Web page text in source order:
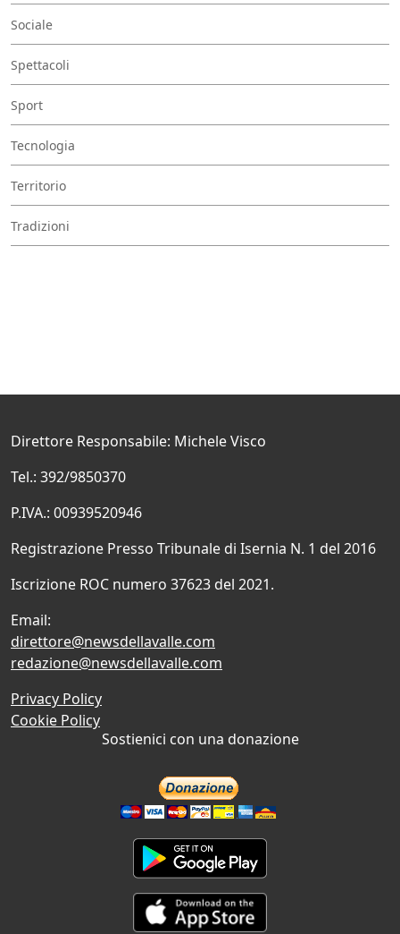
Sociale
Spettacoli
Sport
Tecnologia
Territorio
Tradizioni
Direttore Responsabile: Michele Visco
Tel.: 392/9850370
P.IVA.: 00939520946
Registrazione Presso Tribunale di Isernia N. 1 del 2016
Iscrizione ROC numero 37623 del 2021.
Email:
direttore@newsdellavalle.com
redazione@newsdellavalle.com
Privacy Policy
Cookie Policy
Sostienici con una donazione